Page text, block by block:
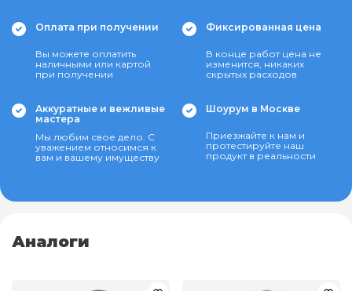
Оплата при получении
Вы можете оплатить
наличными или картой
при получении
Фиксированная цена
В конце работ цена не
изменится, никаких
скрытых расходов
Аккуратные и вежливые
мастера
Мы любим свое дело. С
уважением относимся к
вам и вашему имуществу
Шоурум в Москве
Приезжайте к нам и
протестируйте наш
продукт в реальности
Аналоги